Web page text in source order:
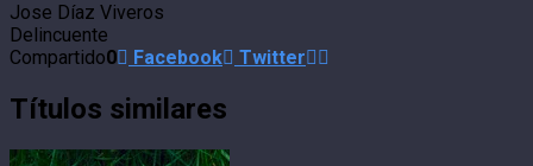
Jose Díaz Viveros
Delincuente
Compartido0 Facebook Twitter
Títulos similares